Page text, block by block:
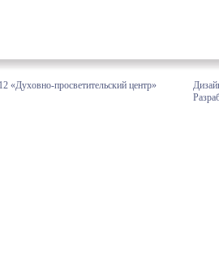
«Духовно-просветительский центр»